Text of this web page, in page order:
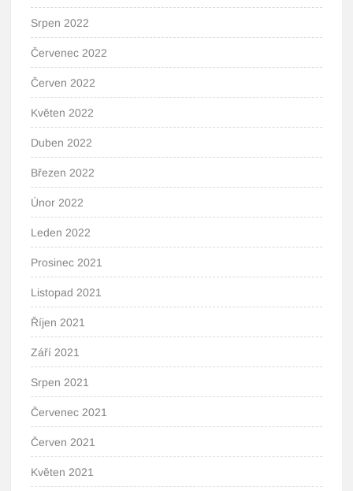
Srpen 2022
Červenec 2022
Červen 2022
Květen 2022
Duben 2022
Březen 2022
Únor 2022
Leden 2022
Prosinec 2021
Listopad 2021
Říjen 2021
Září 2021
Srpen 2021
Červenec 2021
Červen 2021
Květen 2021